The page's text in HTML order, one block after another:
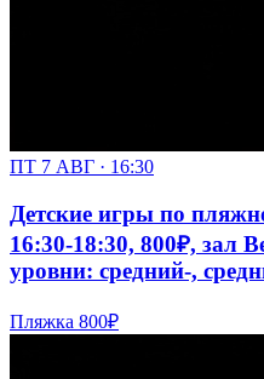
ПТ 7 АВГ · 16:30
Детские игры по
16:30-18:30, 800₽, зал
уровни: средний-,
Пляжка 800₽